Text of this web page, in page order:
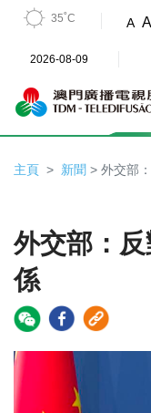
35˚C A A
2026-08-09
主頁 新聞 > 外交部
外交部：
係